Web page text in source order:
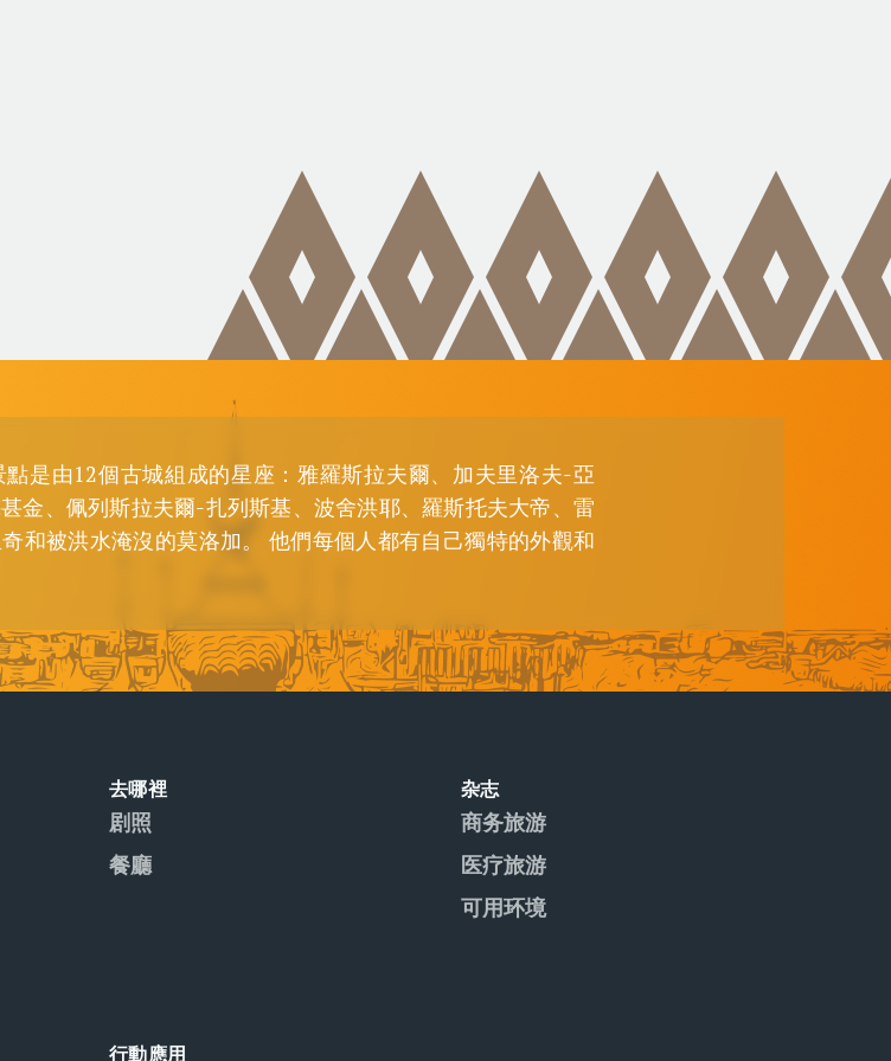
是由12個古城組成的星座：雅羅斯拉夫爾、加夫里洛夫-亞
金、佩列斯拉夫爾-扎列斯基、波舍洪耶、羅斯托夫大帝、雷
和被洪水淹沒的莫洛加。 他們每個人都有自己獨特的外觀和
去哪裡
剧照
餐廳
杂志
商务旅游
医疗旅游
可用环境
行動應用